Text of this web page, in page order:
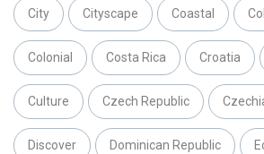
City Cityscape Coastal
Colonial Costa Rica Croatia
Culture Czech Republic
Discover Dominican Republic